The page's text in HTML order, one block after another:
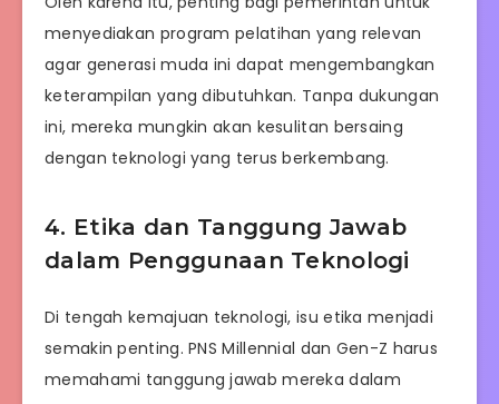
menyediakan program pelatihan yang relevan
agar generasi muda ini dapat mengembangkan
keterampilan yang dibutuhkan. Tanpa dukungan
ini, mereka mungkin akan kesulitan bersaing
dengan teknologi yang terus berkembang.
4. Etika dan Tanggung Jawab
dalam Penggunaan Teknologi
Di tengah kemajuan teknologi, isu etika menjadi
semakin penting. PNS Millennial dan Gen-Z harus
memahami tanggung jawab mereka dalam